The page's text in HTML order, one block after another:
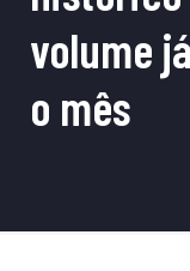
volume
o mês